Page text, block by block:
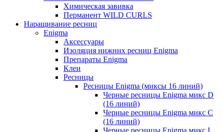
Химическая завивка
Перманент WILD CURLS
Наращивание ресниц
Enigma
Аксессуары
Изоляция нижних ресниц Enigma
Препараты Enigma
Клеи
Ресницы
Ресницы Enigma (миксы 16 линий)
Черные ресницы Enigma микс D
(16 линий)
Черные ресницы Enigma микс C
(16 линий)